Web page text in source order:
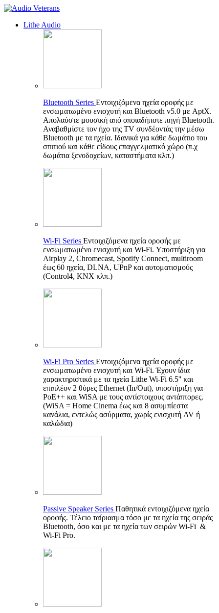
Lithe Audio
Bluetooth Series Εντοιχιζόμενα ηχεία οροφής με
ενσωματωμένο ενισχυτή και Bluetooth v5.0 με AptX.
Απολαύστε μουσική από οποιαδήποτε πηγή Bluetooth.
Αναβαθμίστε τον ήχο της TV συνδέοντάς την μέσω
Bluetooth με τα ηχεία. Ιδανικά για κάθε δωμάτιο του
σπιτιού και κάθε είδους επαγγελματικό χώρο (π.χ
δωμάτια ξενοδοχείων, καταστήματα κλπ.)
Wi-Fi Series Εντοιχιζόμενα ηχεία οροφής με
ενσωματωμένο ενισχυτή και Wi-Fi. Υποστήριξη για
Airplay 2, Chromecast, Spotify Connect, multiroom
έως 60 ηχεία, DLNA, UPnP και αυτοματισμούς
(Control4, KNX κλπ.)
Wi-Fi Pro Series Εντοιχιζόμενα ηχεία οροφής με
ενσωματωμένο ενισχυτή και Wi-Fi. Έχουν ίδια
χαρακτηριστικά με τα ηχεία Lithe Wi-Fi 6.5'' και
επιπλέον 2 θύρες Ethernet (In/Out), υποστήριξη για
PoE++ και WiSA με τους αντίστοιχους αντάπτορες.
(WiSA = Home Cinema έως και 8 ασυμπίεστα
κανάλια, εντελώς ασύρματα, χωρίς ενισχυτή AV ή
καλώδια)
Passive Speaker Series Παθητικά εντοιχιζόμενα ηχεία
οροφής. Τέλειο ταίριασμα τόσο με τα ηχεία της σειράς
Bluetooth, όσο και με τα ηχεία των σειρών Wi-Fi &
Wi-Fi Pro.